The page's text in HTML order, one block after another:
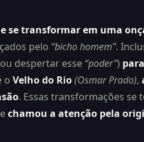
se transformar em uma
pelo “bicho homem”.
despertar esse “poder”)
o Velho do Rio (Osmar Prado),
. Essas transformações se
chamou a atenção pela